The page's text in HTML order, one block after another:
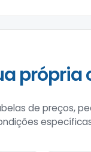
de preços,